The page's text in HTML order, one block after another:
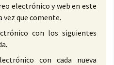
electrónico y web en este
vez que comente.
con los siguientes
con cada nueva